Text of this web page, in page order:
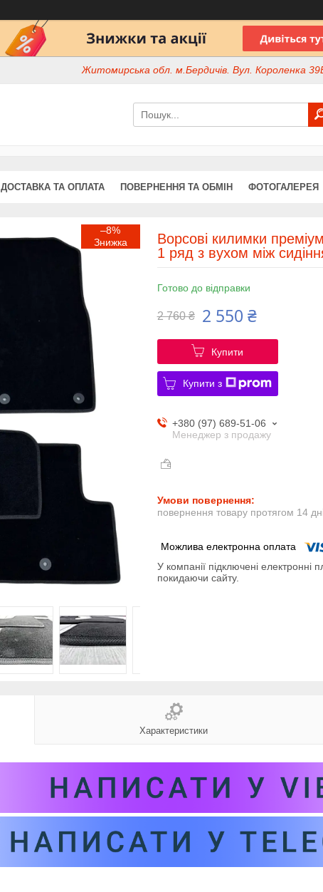
Житомирська обл. м.Бердичів. Вул. Короленка
ДОСТАВКА ТА ОПЛАТА ПОВЕРНЕННЯ ТА ОБМІН ФОТОГАЛЕРЕЯ
–8%
Ворсові килимки
1 ряд з вухом між
Готово до відправки
2 760 ₴ 2 550 ₴
Купити
Купити з
+380 (97) 689-51-06
Менеджер з продажу
повернення товару протягом 14
У компанії підключені
покидаючи сайту.
Характеристики